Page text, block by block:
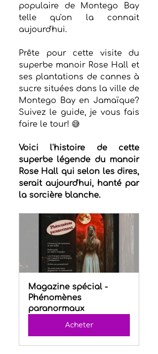
populaire de Montego Bay
telle qu'on la connait
aujourd'hui.
Prête pour cette visite du
superbe manoir Rose Hall et
ses plantations de cannes à
sucre situées dans la ville de
Montego Bay en Jamaïque?
Suivez le guide, je vous fais
faire le tour! 😅
Voici l'histoire de cette
superbe légende du manoir
Rose Hall qui selon les dires,
serait aujourd'hui, hanté par
la sorcière blanche.
Magazine spécial -
Phénomènes
paranormaux
Acheter